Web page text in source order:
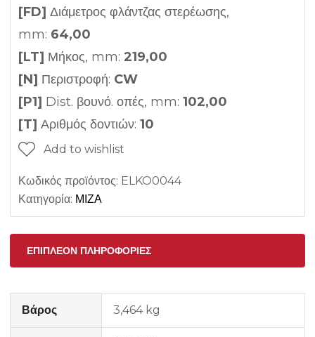
[FD] Διάμετρος φλάντζας στερέωσης,
mm: 64,00
[LT] Μήκος, mm: 219,00
[N] Περιστροφή: CW
[P1] Dist. βουνό. οπές, mm: 102,00
[T] Αριθμός δοντιών: 10
Add to wishlist
Κωδικός προϊόντος: ELKO0044
Κατηγορία: ΜΙΖΑ
ΕΠΙΠΛΈΟΝ ΠΛΗΡΟΦΟΡΊΕΣ
Βάρος 3,464 kg